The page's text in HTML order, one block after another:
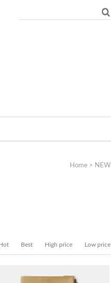
Home > NEW
Best High price Low price